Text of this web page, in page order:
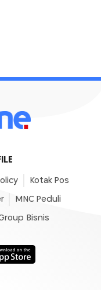
Kotak Pos
MNC Peduli
Bisnis